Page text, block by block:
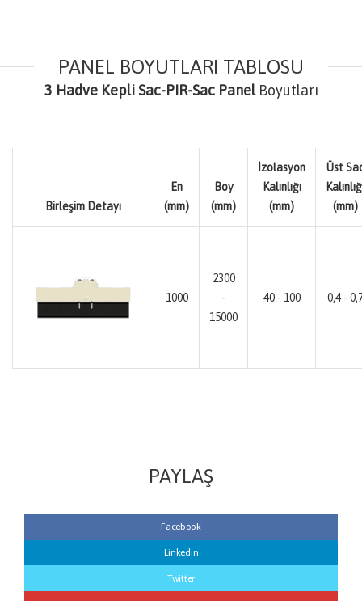
PANEL BOYUTLARI TABLOSU
3 Hadve Kepli Sac-PIR-Sac PanelBoyutları
Birleşim Detayı
En
(mm)
Boy
(mm)
İzolasyon
Kalınlığı
(mm)
Üst
(mm)
1000
2300
-
15000
40 - 100 0,4 -
PAYLAŞ
Facebook
Linkedin
Twitter